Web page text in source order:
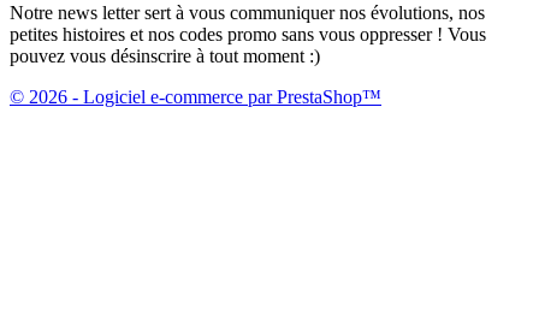
Notre news letter sert à vous communiquer nos évolutions, nos
petites histoires et nos codes promo sans vous oppresser ! Vous
pouvez vous désinscrire à tout moment :)
© 2026 - Logiciel e-commerce par PrestaShop™